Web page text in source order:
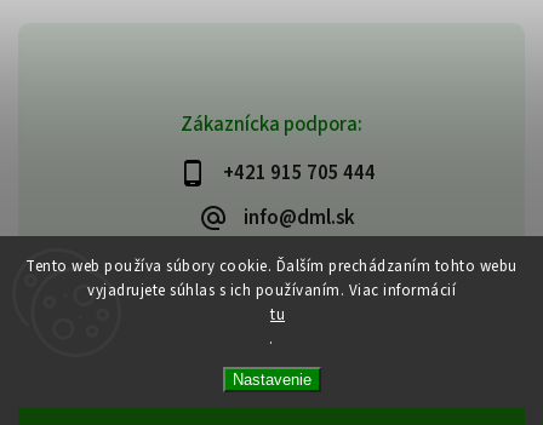
Tento web používa súbory cookie. Ďalším prechádzaním tohto webu
vyjadrujete súhlas s ich používaním. Viac informácií
tu
.
Nastavenie
Zákaznícka podpora:
+421 915 705 444
info@dml.sk
bifeedus | BIO | DIA | BEZLEPKOVÉ POTRAVINY
práva vyhradené.